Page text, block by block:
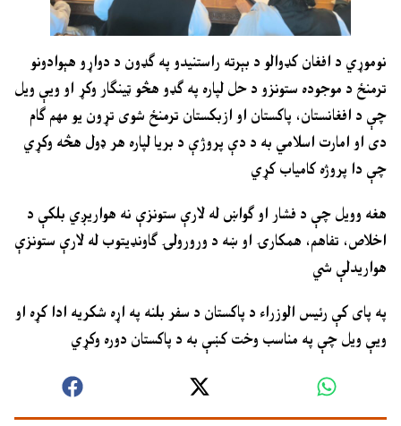
نوموړي د افغان کډوالو د بېرته راستنیدو په ګډون د دواړو هېوادونو
ترمنځ د موجوده ستونزو د حل لپاره په ګډو هڅو ټینګار وکړ او ويې ويل
چې د افغانستان، پاکستان او ازبکستان ترمنځ شوی تړون يو مهم ګام
دی او امارت اسلامي به د دې پروژې د بريا لپاره هر ډول هڅه وکړي
چې دا پروژه کامیاب کړي
هغه وويل چې د فشار او ګواښ له لارې ستونزې نه هواریږي بلکې د
اخلاص، تفاهم، همکارۍ او ښه د ورورولۍ ګاونډيتوب له لارې ستونزې
هواریدلې شي
په پای کې رئيس الوزراء د پاکستان د سفر بلنه په اړه شکریه ادا کړه او
ويې ويل چې په مناسب وخت کښې به د پاکستان دوره وکړي